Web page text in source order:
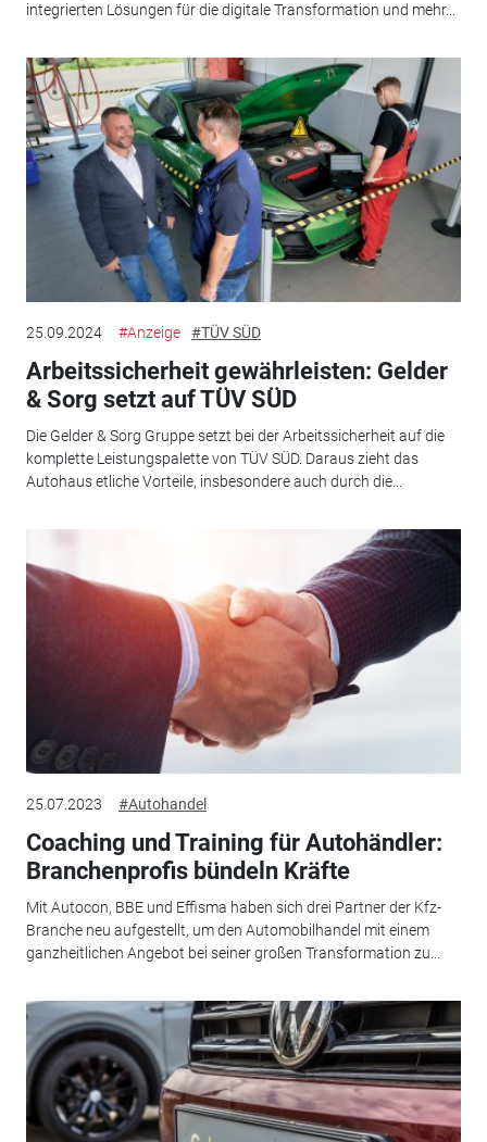
integrierten Lösungen für die digitale Transformation und mehr...
25.09.2024 #Anzeige #TÜV SÜD
Arbeitssicherheit gewährleisten: Gelder
& Sorg setzt auf TÜV SÜD
Die Gelder & Sorg Gruppe setzt bei der Arbeitssicherheit auf die
komplette Leistungspalette von TÜV SÜD. Daraus zieht das
Autohaus etliche Vorteile, insbesondere auch durch die...
25.07.2023 #Autohandel
Coaching und Training für Autohändler:
Branchenprofis bündeln Kräfte
Mit Autocon, BBE und Effisma haben sich drei Partner der Kfz-
Branche neu aufgestellt, um den Automobilhandel mit einem
ganzheitlichen Angebot bei seiner großen Transformation zu...